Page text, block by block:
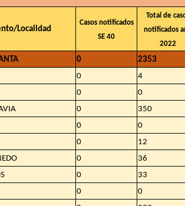
Localidad
Casos notificados
SE 40
Total de
notificados
2022
0
2353
0
4
0
0
0
350
0
0
0
12
0
36
0
33
0
0